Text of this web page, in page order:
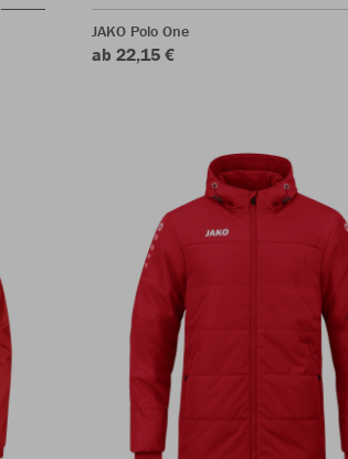
JAKO Polo One
ab 22,15 €